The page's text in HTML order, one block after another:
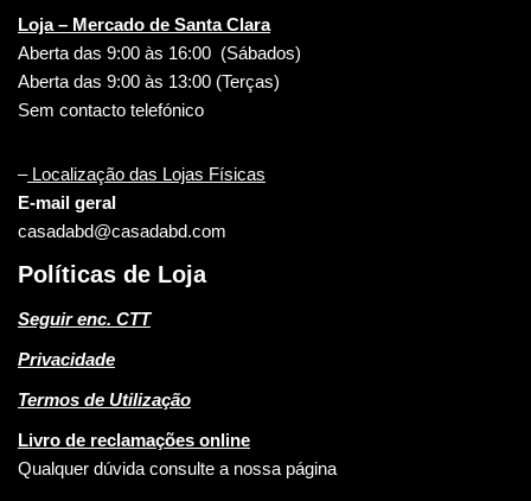
Loja – Mercado de Santa Clara
Aberta das 9:00 às 16:00 (Sábados)
Aberta das 9:00 às 13:00 (Terças)
Sem contacto telefónico
–Localização das Lojas Físicas
E-mail geral
casadabd@casadabd.com
Políticas de Loja
Seguir enc. CTT
Privacidade
Termos de Utilização
Livro de reclamações online
Qualquer dúvida consulte a nossa página